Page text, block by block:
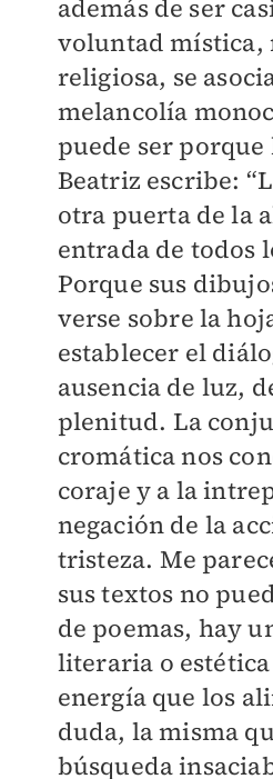
además de ser
voluntad mística,
religiosa, se
melancolía
puede ser
Beatriz escribe:
otra puerta de la
entrada de todos
Porque sus
verse sobre la
establecer el
ausencia de luz,
plenitud. La
cromática nos
coraje y a la
negación de la
tristeza. Me
sus textos no
de poemas, hay
literaria o estética
energía que los
duda, la misma
búsqueda